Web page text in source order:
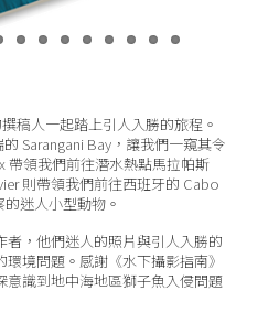
稿人一起踏上引人入勝的旅程。
Sarangani Bay，讓我們一窺其令
帶領我們前往潛水熱點馬拉帕斯
則帶領我們前往西班牙的 Cabo
迷人小型動物。
，他們迷人的照片與引人入勝的
境問題。感謝《水下攝影指南》
意識到地中海地區獅子魚入侵問題